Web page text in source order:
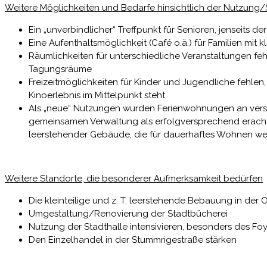
Weitere Möglichkeiten und Bedarfe hinsichtlich der
Ein „unverbindlicher“ Treffpunkt für Senioren, jenseits
Eine Aufenthaltsmöglichkeit (Café o.ä.) für Familien mit
Räumlichkeiten für unterschiedliche Veranstaltungen
Tagungsräume
Freizeitmöglichkeiten für Kinder und Jugendliche
Kinoerlebnis im Mittelpunkt steht
Als „neue“ Nutzungen wurden Ferienwohnungen an
gemeinsamen Verwaltung als erfolgversprechend
leerstehender Gebäude, die für dauerhaftes Wohnen
Weitere Standorte, die besonderer Aufmerksamkeit bedürfen
Die kleinteilige und z. T. leerstehende Bebauung in der
Umgestaltung/Renovierung der Stadtbücherei
Nutzung der Stadthalle intensivieren, besonders des
Den Einzelhandel in der Stummrigestraße stärken